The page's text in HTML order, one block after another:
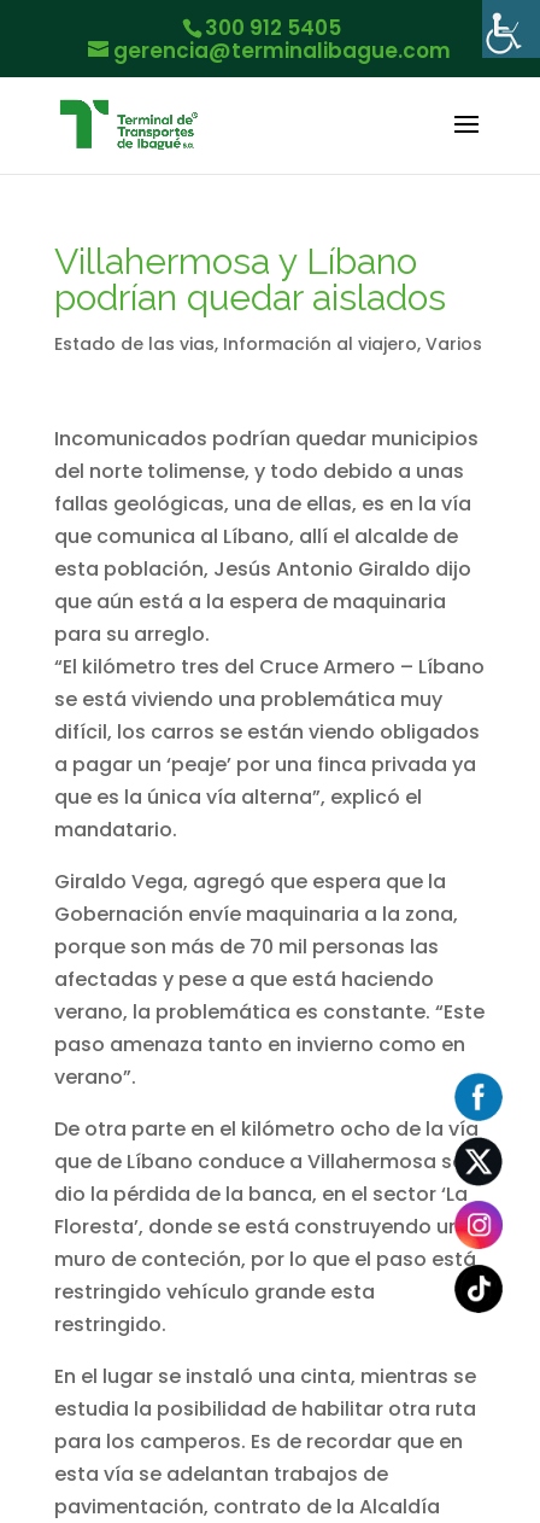
300 912 5405
gerencia@terminalibague.com
Villahermosa y Líbano
podrían quedar aislados
Estado de las vias, Información al viajero, Varios
Incomunicados podrían quedar municipios
del norte tolimense, y todo debido a unas
fallas geológicas, una de ellas, es en la vía
que comunica al Líbano, allí el alcalde de
esta población, Jesús Antonio Giraldo dijo
que aún está a la espera de maquinaria
para su arreglo.
“El kilómetro tres del Cruce Armero – Líbano
se está viviendo una problemática muy
difícil, los carros se están viendo obligados
a pagar un ‘peaje’ por una finca privada ya
que es la única vía alterna”, explicó el
mandatario.
Giraldo Vega, agregó que espera que la
Gobernación envíe maquinaria a la zona,
porque son más de 70 mil personas las
afectadas y pese a que está haciendo
verano, la problemática es constante. “Este
paso amenaza tanto en invierno como en
verano”.
De otra parte en el kilómetro ocho de la vía
que de Líbano conduce a Villahermosa se
dio la pérdida de la banca, en el sector ‘La
Floresta’, donde se está construyendo un
muro de conteción, por lo que el paso está
restringido vehículo grande esta
restringido.
En el lugar se instaló una cinta, mientras se
estudia la posibilidad de habilitar otra ruta
para los camperos. Es de recordar que en
esta vía se adelantan trabajos de
pavimentación, contrato de la Alcaldía